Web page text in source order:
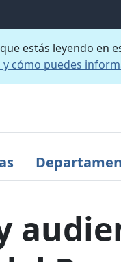
estás leyendo en
cómo puedes